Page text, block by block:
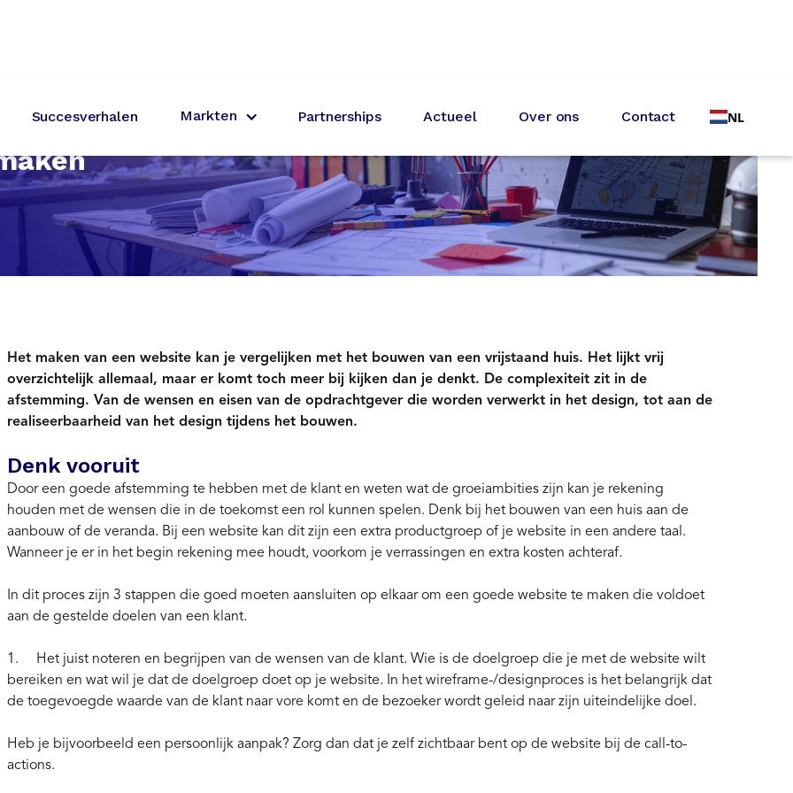
Succesverhalen Markten Partnerships Actueel Over ons Contact NL
Het maken van een website kan je vergelijken met het bouwen van een vrijstaand huis. Het lijkt vrij
overzichtelijk allemaal, maar er komt toch meer bij kijken dan je denkt. De complexiteit zit in de
afstemming. Van de wensen en eisen van de opdrachtgever die worden verwerkt in het design, tot aan de
realiseerbaarheid van het design tijdens het bouwen.
Denk vooruit
Door een goede afstemming te hebben met de klant en weten wat de groeiambities zijn kan je rekening
houden met de wensen die in de toekomst een rol kunnen spelen. Denk bij het bouwen van een huis aan de
aanbouw of de veranda. Bij een website kan dit zijn een extra productgroep of je website in een andere taal.
Wanneer je er in het begin rekening mee houdt, voorkom je verrassingen en extra kosten achteraf.
In dit proces zijn 3 stappen die goed moeten aansluiten op elkaar om een goede website te maken die voldoet
aan de gestelde doelen van een klant.
1. Het juist noteren en begrijpen van de wensen van de klant. Wie is de doelgroep die je met de website wilt
bereiken en wat wil je dat de doelgroep doet op je website. In het wireframe-/designproces is het belangrijk dat
de toegevoegde waarde van de klant naar vore komt en de bezoeker wordt geleid naar zijn uiteindelijke doel.
Heb je bijvoorbeeld een persoonlijk aanpak? Zorg dan dat je zelf zichtbaar bent op de website bij de call-to-
actions.